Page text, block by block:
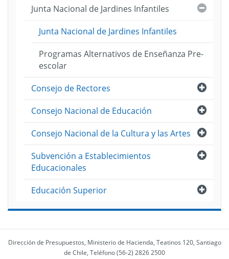
Junta Nacional de Jardines Infantiles
Junta Nacional de Jardines Infantiles
Programas Alternativos de Enseñanza Pre-
escolar
Abrir
Consejo de Rectores
Abrir
Consejo Nacional de Educación
Abrir
Consejo Nacional de la Cultura y las Artes
Abrir
Subvención a Establecimientos
Educacionales
Abrir
Educación Superior
Dirección de Presupuestos, Ministerio de Hacienda, Teatinos 120, Santiago
de Chile, Teléfono (56-2) 2826 2500